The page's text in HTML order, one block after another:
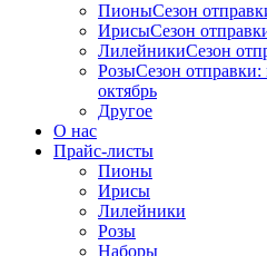
ПионыСезон
ИрисыСезон
ЛилейникиСезон
РозыСезон отправки:
октябрь
Другое
О нас
Прайс-листы
Пионы
Ирисы
Лилейники
Розы
Наборы